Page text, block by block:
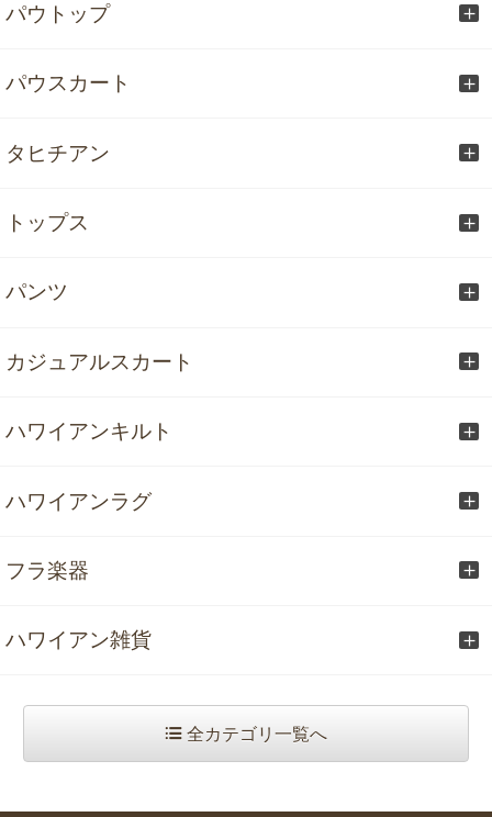
パウトップ
パウスカート
タヒチアン
トップス
パンツ
カジュアルスカート
ハワイアンキルト
ハワイアンラグ
フラ楽器
ハワイアン雑貨
全カテゴリ一覧へ